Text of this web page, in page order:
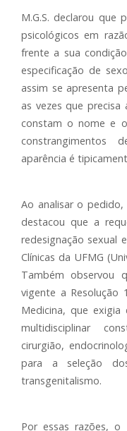
M.G.S. declarou que
psicológicos em
frente a sua
especificação de
assim se apresenta
as vezes que
constam o nome e
constrangimentos
aparência é
Ao analisar o pedido,
destacou que a
redesignação sexual
Clínicas da UFMG
Também observou
vigente a Resolução
Medicina, que exigia
multidisciplinar
cirurgião,
para a seleção
transgenitalismo.
Por essas razões,